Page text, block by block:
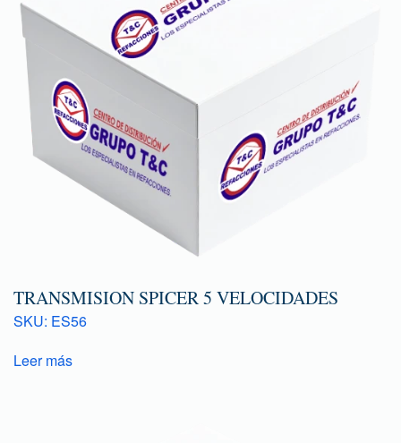
TRANSMISION SPICER 5 VELOCIDADES
SKU: ES56
Leer más